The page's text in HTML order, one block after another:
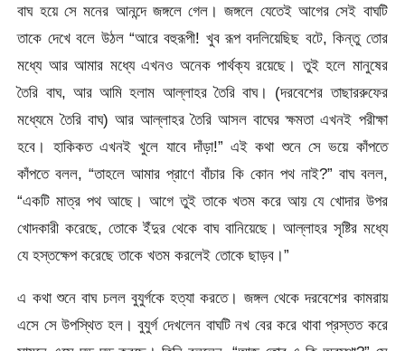
বাঘ হয়ে সে মনের আনন্দে জঙ্গলে গেল। জঙ্গলে যেতেই আগের সেই বাঘটি
তাকে দেখে বলে উঠল “আরে বহুরূপী! খুব রূপ বদলিয়েছিছ বটে, কিন্তু তোর
মধ্যে আর আমার মধ্যে এখনও অনেক পার্থক্য রয়েছে। তুই হলে মানুষের
তৈরি বাঘ, আর আমি হলাম আল্লাহর তৈরি বাঘ। (দরবেশের তাছাররুফের
মধ্যেমে তৈরি বাঘ) আর আল্লাহর তৈরি আসল বাঘের ক্ষমতা এখনই পরীক্ষা
হবে। হাকিকত এখনই খুলে যাবে দাঁড়া!” এই কথা শুনে সে ভয়ে কাঁপতে
কাঁপতে বলল, “তাহলে আমার প্রাণে বাঁচার কি কোন পথ নাই?” বাঘ বলল,
“একটি মাত্র পথ আছে। আগে তুই তাকে খতম করে আয় যে খোদার উপর
খোদকারী করেছে, তোকে ইঁদুর থেকে বাঘ বানিয়েছে। আল্লাহর সৃষ্টির মধ্যে
যে হস্তক্ষেপ করেছে তাকে খতম করলেই তোকে ছাড়ব।”
এ কথা শুনে বাঘ চলল বুযুর্গকে হত্যা করতে। জঙ্গল থেকে দরবেশের কামরায়
এসে সে উপস্থিত হল। বুযুর্গ দেখলেন বাঘটি নখ বের করে থাবা প্রস্তত করে